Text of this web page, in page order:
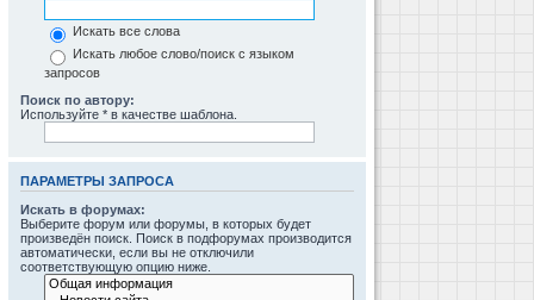
Искать все слова
Искать любое слово/поиск с языком
запросов
Поиск по автору:
Используйте * в качестве шаблона.
ПАРАМЕТРЫ ЗАПРОСА
Искать в форумах:
Выберите форум или форумы, в которых будет
произведён поиск. Поиск в подфорумах производится
автоматически, если вы не отключили
соответствующую опцию ниже.